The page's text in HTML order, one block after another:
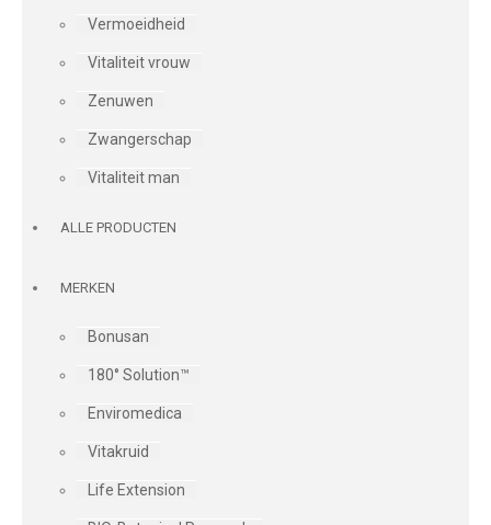
Vermoeidheid
Vitaliteit vrouw
Zenuwen
Zwangerschap
Vitaliteit man
ALLE PRODUCTEN
MERKEN
Bonusan
180° Solution™
Enviromedica
Vitakruid
Life Extension